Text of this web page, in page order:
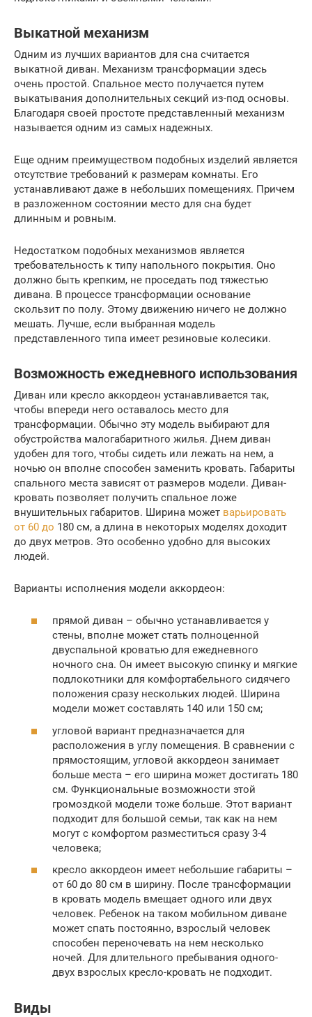
Выкатной механизм
Одним из лучших вариантов для сна считается
выкатной диван. Механизм трансформации здесь
очень простой. Спальное место получается путем
выкатывания дополнительных секций из-под основы.
Благодаря своей простоте представленный механизм
называется одним из самых надежных.
Еще одним преимуществом подобных изделий является
отсутствие требований к размерам комнаты. Его
устанавливают даже в небольших помещениях. Причем
в разложенном состоянии место для сна будет
длинным и ровным.
Недостатком подобных механизмов является
требовательность к типу напольного покрытия. Оно
должно быть крепким, не проседать под тяжестью
дивана. В процессе трансформации основание
скользит по полу. Этому движению ничего не должно
мешать. Лучше, если выбранная модель
представленного типа имеет резиновые колесики.
Возможность ежедневного использования
Диван или кресло аккордеон устанавливается так,
чтобы впереди него оставалось место для
трансформации. Обычно эту модель выбирают для
обустройства малогабаритного жилья. Днем диван
удобен для того, чтобы сидеть или лежать на нем, а
ночью он вполне способен заменить кровать. Габариты
спального места зависят от размеров модели. Диван-
кровать позволяет получить спальное ложе
внушительных габаритов. Ширина может варьировать
от 60 до 180 см, а длина в некоторых моделях доходит
до двух метров. Это особенно удобно для высоких
людей.
Варианты исполнения модели аккордеон:
прямой диван – обычно устанавливается у
стены, вполне может стать полноценной
двуспальной кроватью для ежедневного
ночного сна. Он имеет высокую спинку и мягкие
подлокотники для комфортабельного сидячего
положения сразу нескольких людей. Ширина
модели может составлять 140 или 150 см;
угловой вариант предназначается для
расположения в углу помещения. В сравнении с
прямостоящим, угловой аккордеон занимает
больше места – его ширина может достигать 180
см. Функциональные возможности этой
громоздкой модели тоже больше. Этот вариант
подходит для большой семьи, так как на нем
могут с комфортом разместиться сразу 3-4
человека;
кресло аккордеон имеет небольшие габариты –
от 60 до 80 см в ширину. После трансформации
в кровать модель вмещает одного или двух
человек. Ребенок на таком мобильном диване
может спать постоянно, взрослый человек
способен переночевать на нем несколько
ночей. Для длительного пребывания одного-
двух взрослых кресло-кровать не подходит.
Виды